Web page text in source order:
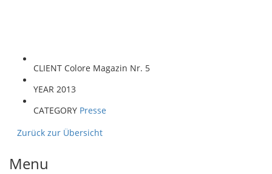
CLIENT Colore Magazin Nr. 5
YEAR 2013
CATEGORY Presse
Zurück zur Übersicht
Menu